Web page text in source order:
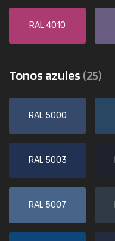
RAL 4010
Tonos azules (25)
RAL 5000
RAL 5003
RAL 5007